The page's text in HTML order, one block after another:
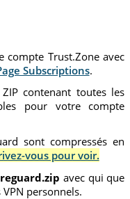
compte Trust.Zone avec
Subscriptions.
contenant toutes les
pour votre compte
sont compressés en
vous pour voir.
avec qui que
personnels.